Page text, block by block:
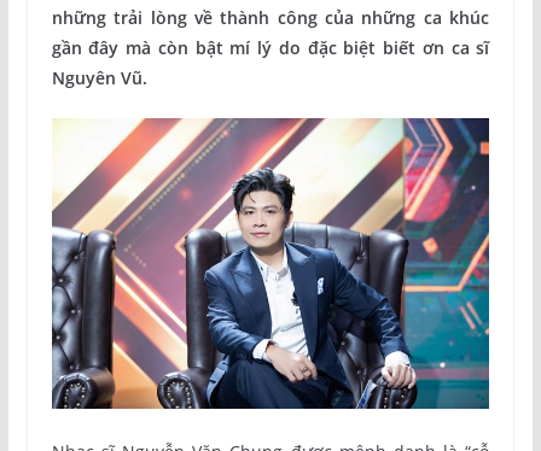
những trải lòng về thành công của những ca khúc
gần đây mà còn bật mí lý do đặc biệt biết ơn ca sĩ
Nguyên Vũ.